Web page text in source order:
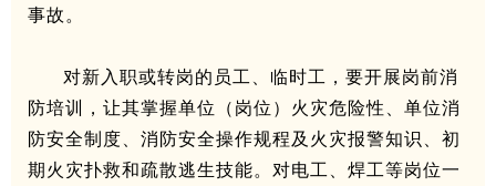
事故。
对新入职或转岗的员工、临时工，要开展岗前消
防培训，让其掌握单位（岗位）火灾危险性、单位消
防安全制度、消防安全操作规程及火灾报警知识、初
期火灾扑救和疏散逃生技能。对电工、焊工等岗位一